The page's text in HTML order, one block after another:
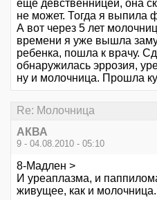
еще девственницей, она
не может. Тогда я выпила
А вот через 5 лет
времени я уже вышла
ребенка, пошла к врачу.
обнаружилась эррозия,
ну и молочница. Прошла
Re: Молочница
АКВА
9 - 04.08.2010 - 05:10
8-Мадлен >
И уреаплазма, и
живущее, как и